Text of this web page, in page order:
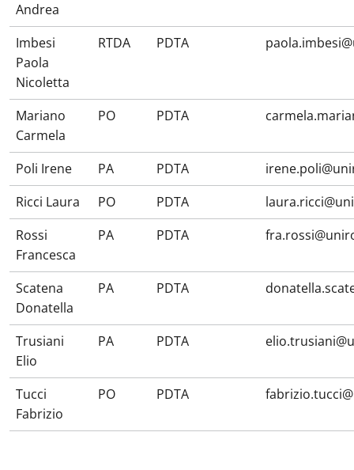
Andrea
Imbesi
Paola
Nicoletta
RTDA PDTA
Mariano
Carmela
PO PDTA
Poli Irene PA PDTA
Ricci Laura
PO PDTA
Rossi
Francesca
PA PDTA
Scatena
Donatella
PA PDTA
Trusiani
Elio
PA PDTA
Tucci
Fabrizio
PO PDTA